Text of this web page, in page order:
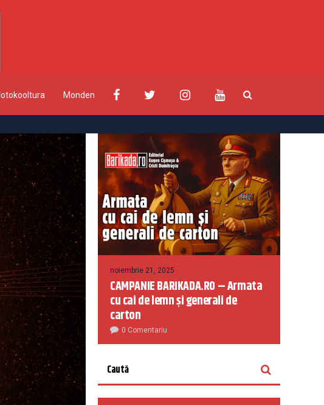
Monden
noiembrie 21, 2025
CAMPANIE BARIKADA.RO – Armata
cu cai de lemn și generali de
carton
0 Comentariu